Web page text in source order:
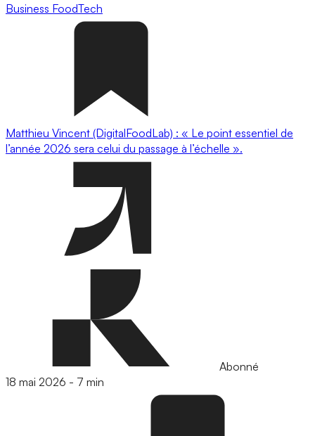
Business FoodTech
Matthieu Vincent (DigitalFoodLab) : « Le point essentiel de
l’année 2026 sera celui du passage à l’échelle ».
Abonné
18 mai 2026 - 7 min